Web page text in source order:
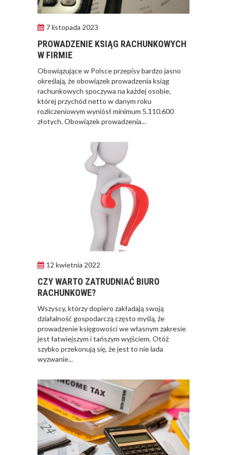
7 listopada 2023
PROWADZENIE KSIĄG RACHUNKOWYCH
W FIRMIE
Obowiązujące w Polsce przepisy bardzo jasno
określają, że obowiązek prowadzenia ksiąg
rachunkowych spoczywa na każdej osobie,
której przychód netto w danym roku
rozliczeniowym wyniósł minimum 5.110.600
złotych. Obowiązek prowadzenia...
12 kwietnia 2022
CZY WARTO ZATRUDNIAĆ BIURO
RACHUNKOWE?
Wszyscy, którzy dopiero zakładają swoją
działalność gospodarczą często myślą, że
prowadzenie księgowości we własnym zakresie
jest łatwiejszym i tańszym wyjściem. Otóż
szybko przekonują się, że jest to nie lada
wyzwanie...